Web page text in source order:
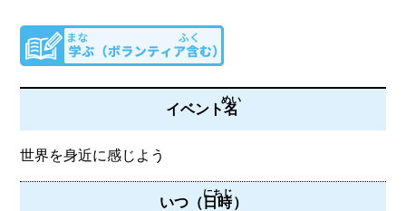
イベント名
めい
世界を身近に感じよう
いつ（日時
にちじ
）